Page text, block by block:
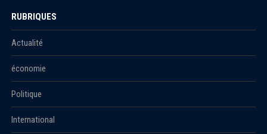
RUBRIQUES
Actualité
économie
Politique
International